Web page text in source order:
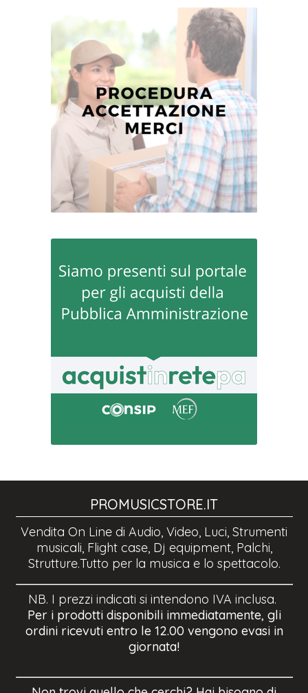
PROMUSICSTORE.IT
Vendita On Line di Audio, Video, Luci, Strumenti
musicali, Flight case, Dj equipment, Palchi,
Strutture.Tutto per la musica e lo spettacolo.
NB. I prezzi indicati si intendono IVA inclusa.
Per i prodotti disponibili immediatamente, gli
ordini ricevuti entro le 12.00 vengono evasi in
giornata!